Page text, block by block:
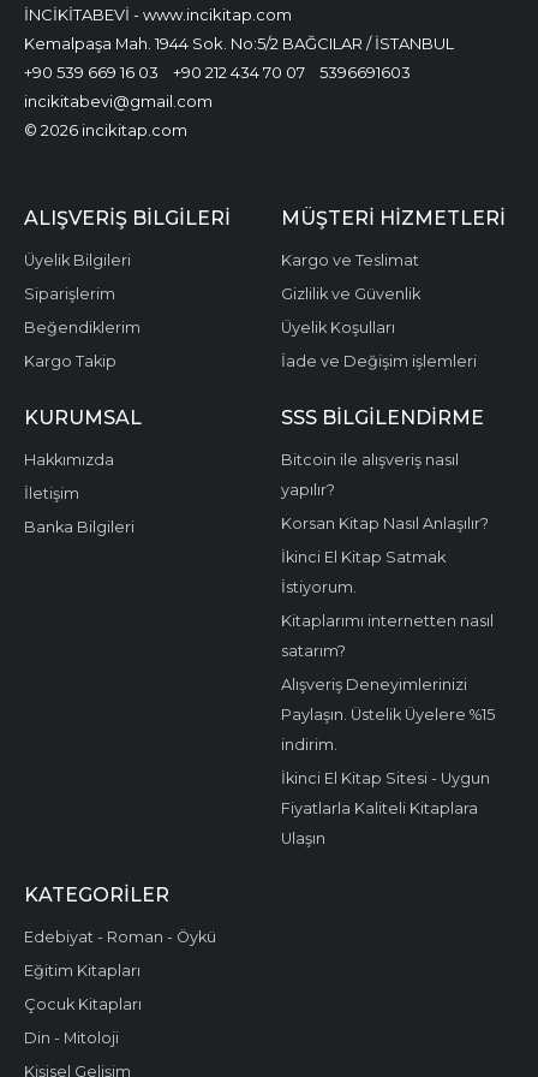
İNCİKİTABEVİ - www.incikitap.com
Kemalpaşa Mah. 1944 Sok. No:5/2 BAĞCILAR / İSTANBUL
+90 539 669 16 03
+90 212 434 70 07
5396691603
incikitabevi@gmail.com
© 2026 incikitap.com
ALIŞVERİŞ BİLGİLERİ
Üyelik Bilgileri
Siparişlerim
Beğendiklerim
Kargo Takip
MÜŞTERİ HİZMETLERİ
Kargo ve Teslimat
Gizlilik ve Güvenlik
Üyelik Koşulları
İade ve Değişim işlemleri
KURUMSAL
Hakkımızda
İletişim
Banka Bilgileri
SSS BİLGİLENDİRME
Bitcoin ile alışveriş nasıl
yapılır?
Korsan Kitap Nasıl Anlaşılır?
İkinci El Kitap Satmak
İstiyorum.
Kitaplarımı internetten nasıl
satarım?
Alışveriş Deneyimlerinizi
Paylaşın. Üstelik Üyelere %15
indirim.
İkinci El Kitap Sitesi - Uygun
Fiyatlarla Kaliteli Kitaplara
Ulaşın
KATEGORILER
Edebiyat - Roman - Öykü
Eğitim Kitapları
Çocuk Kitapları
Din - Mitoloji
Kişisel Gelişim